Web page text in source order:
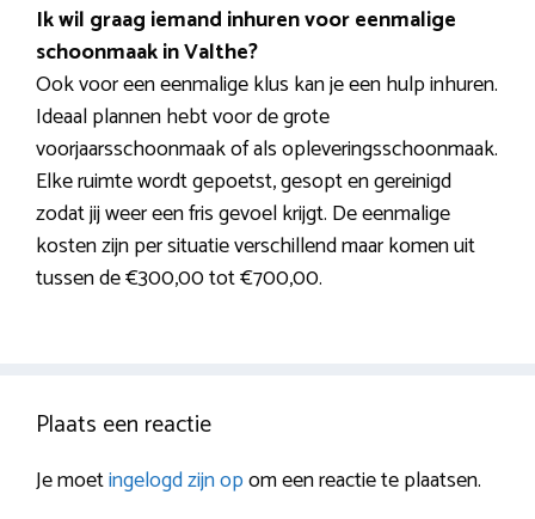
Ik wil graag iemand inhuren voor eenmalige
schoonmaak in Valthe?
Ook voor een eenmalige klus kan je een hulp inhuren.
Ideaal plannen hebt voor de grote
voorjaarsschoonmaak of als opleveringsschoonmaak.
Elke ruimte wordt gepoetst, gesopt en gereinigd
zodat jij weer een fris gevoel krijgt. De eenmalige
kosten zijn per situatie verschillend maar komen uit
tussen de €300,00 tot €700,00.
Plaats een reactie
Je moetingelogd zijn opom een reactie te plaatsen.